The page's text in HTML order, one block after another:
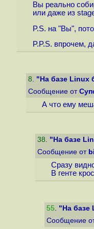
Вы реально
или даже из
P.S. на "Вы",
P.P.S. впрочем,
8. "На базе Linux
Сообщение от
А что ему
38. "На базе
Сообщение от
Сразу
В генте
55. "На базе
Сообщение